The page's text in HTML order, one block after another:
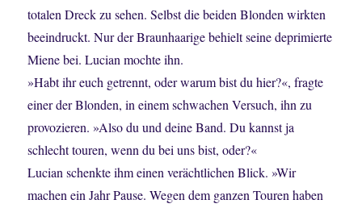
totalen Dreck zu sehen. Selbst die beiden Blonden wirkten
beeindruckt. Nur der Braunhaarige behielt seine deprimierte
Miene bei. Lucian mochte ihn.
»Habt ihr euch getrennt, oder warum bist du hier?«, fragte
einer der Blonden, in einem schwachen Versuch, ihn zu
provozieren. »Also du und deine Band. Du kannst ja
schlecht touren, wenn du bei uns bist, oder?«
Lucian schenkte ihm einen verächtlichen Blick. »Wir
machen ein Jahr Pause. Wegen dem ganzen Touren haben